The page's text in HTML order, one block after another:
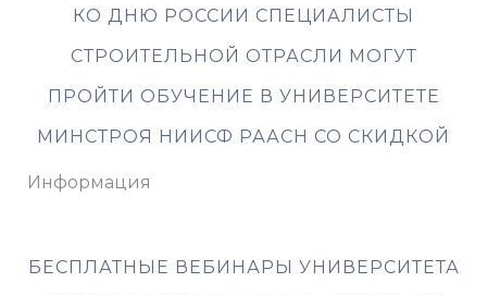
КО ДНЮ РОССИИ СПЕЦИАЛИСТЫ
СТРОИТЕЛЬНОЙ ОТРАСЛИ МОГУТ
ПРОЙТИ ОБУЧЕНИЕ В УНИВЕРСИТЕТЕ
МИНСТРОЯ НИИСФ РААСН СО СКИДКОЙ
Информация
БЕСПЛАТНЫЕ ВЕБИНАРЫ УНИВЕРСИТЕТА